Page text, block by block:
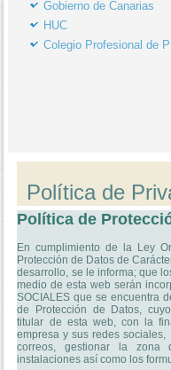
Gobierno de Canarias
HUC
Colegio Profesional de
Política de
Política de
En cumplimiento de la Ley
Protección de Datos de
desarrollo, se le informa; que
medio de esta web serán
SOCIALES que se encuentra
de Protección de Datos,
titular de esta web, con la
empresa y sus redes
correos, gestionar la
instalaciones así como los